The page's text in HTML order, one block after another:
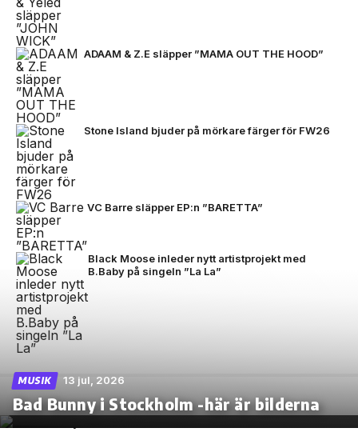
ADAAM & Z.E släpper ”MAMA OUT THE HOOD”
Stone Island bjuder på mörkare färger för FW26
VC Barre släpper EP:n ”BARETTA”
Black Moose inleder nytt artistprojekt med
B.Baby på singeln ”La La”
MUSIK 13 jul, 2026
Bad Bunny i Stockholm -här är bilderna